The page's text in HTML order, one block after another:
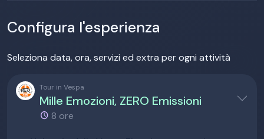
Configura l'esperienza
Seleziona data, ora, servizi ed extra per ogni attività
Tour in Vespa
Mille Emozioni, ZERO Emissioni
8 ore